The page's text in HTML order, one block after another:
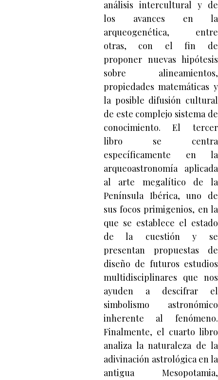
análisis intercultural y de
los avances en la
arqueogenética, entre
otras, con el fin de
proponer nuevas hipótesis
sobre alineamientos,
propiedades matemáticas y
la posible difusión cultural
de este complejo sistema de
conocimiento. El tercer
libro se centra
específicamente en la
arqueoastronomía aplicada
al arte megalítico de la
Península Ibérica, uno de
sus focos primigenios, en la
que se establece el estado
de la cuestión y se
presentan propuestas de
diseño de futuros estudios
multidisciplinares que nos
ayuden a descifrar el
simbolismo astronómico
inherente al fenómeno.
Finalmente, el cuarto libro
analiza la naturaleza de la
adivinación astrológica en la
antigua Mesopotamia,